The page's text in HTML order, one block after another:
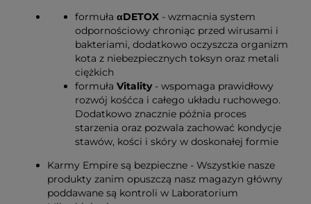
formuła αDETOX - wzmacnia system
odpornościowy chroniąc przed wirusami i
bakteriami, dodatkowo oczyszcza organizm
kota z niebezpiecznych toksyn oraz metali
ciężkich
formuła Vitality- wspomaga prawidłowy
rozwój kośćca i całego układu ruchowego.
Dodatkowo znacznie późnia proces
starzenia oraz pozwala zachować kondycje
stawów, kości i skóry w doskonałej formie
Karmy Empire są bezpieczne - Wszystkie nasze
produkty zanim opuszczą nasz magazyn główny
poddawane są kontroli w Laboratorium